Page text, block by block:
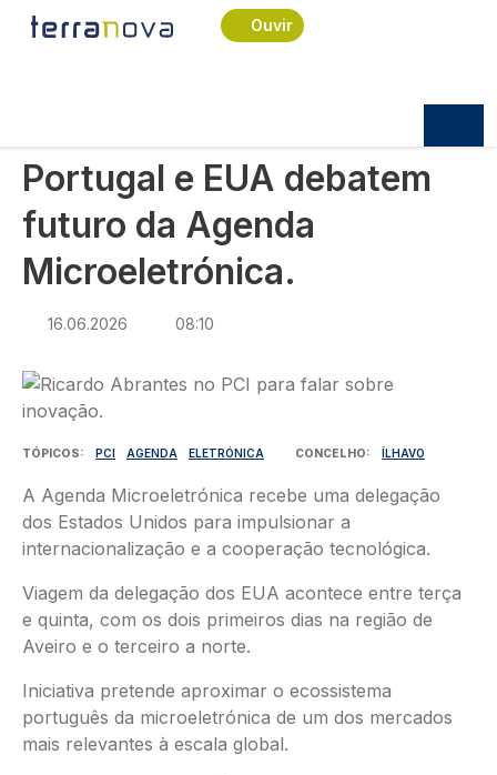
Passar para o conteúdo principal
Ouvir
Navegação estrutural
Início
Economia
Portugal e EUA debatem futuro da Agenda
Portugal e EUA debatem
futuro da Agenda
Microeletrónica.
16.06.2026 08:10
Imagem
TÓPICOS PCI AGENDA ELETRÓNICA CONCELHO ÍLHAVO
A Agenda Microeletrónica recebe uma delegação
dos Estados Unidos para impulsionar a
internacionalização e a cooperação tecnológica.
Viagem da delegação dos EUA acontece entre terça
e quinta, com os dois primeiros dias na região de
Aveiro e o terceiro a norte.
Iniciativa pretende aproximar o ecossistema
português da microeletrónica de um dos mercados
mais relevantes à escala global.